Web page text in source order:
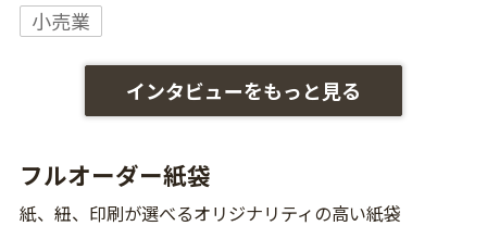
小売業
インタビューをもっと見る
フルオーダー紙袋
紙、紐、印刷が選べるオリジナリティの高い紙袋